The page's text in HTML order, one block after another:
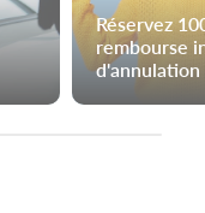
Réservez
rembourse
d'annulation